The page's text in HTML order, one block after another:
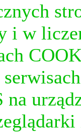
i w